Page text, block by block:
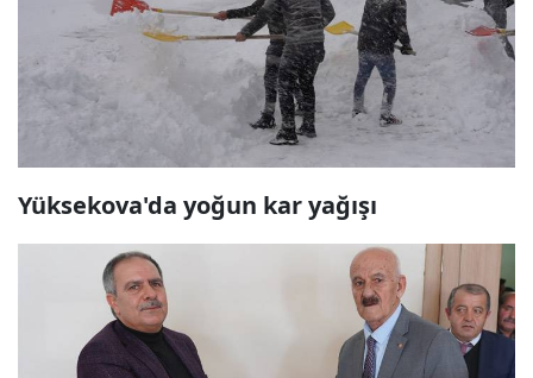
Yüksekova'da yoğun kar yağışı